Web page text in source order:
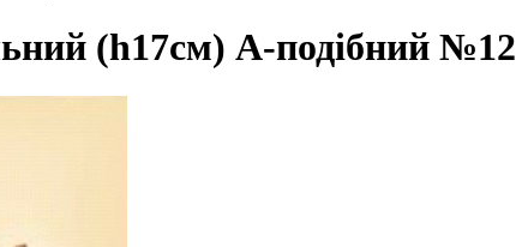
(h17см) А-подібний №12